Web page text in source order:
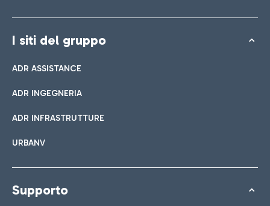
I siti del gruppo
ADR ASSISTANCE
ADR INGEGNERIA
ADR INFRASTRUTTURE
URBANV
Supporto